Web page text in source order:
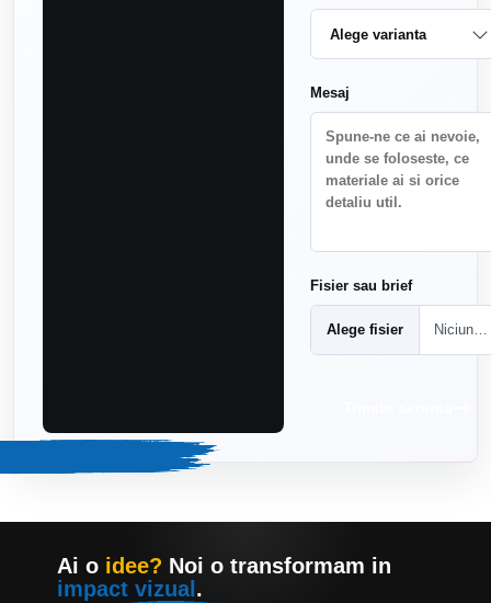
Mesaj
Fisier sau brief
Alege fisier Niciun fisier ales
Ai o idee? Noi o transformam in
impact vizual .